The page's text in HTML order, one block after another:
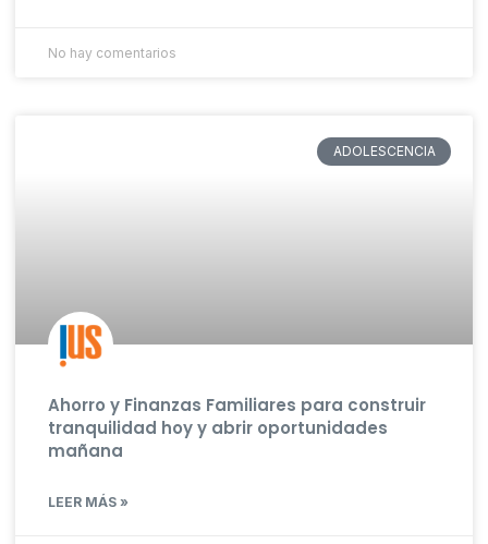
No hay comentarios
ADOLESCENCIA
Ahorro y Finanzas Familiares para construir
tranquilidad hoy y abrir oportunidades
mañana
LEER MÁS »